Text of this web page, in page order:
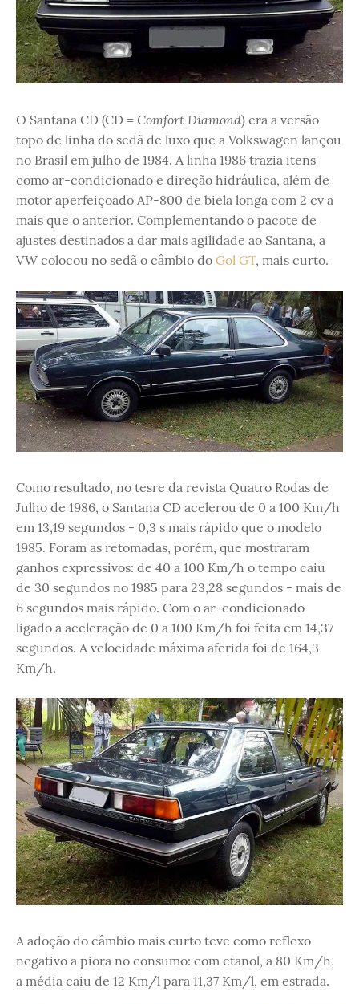
O Santana CD (CD = Comfort Diamond) era a versão
topo de linha do sedã de luxo que a Volkswagen lançou
no Brasil em julho de 1984. A linha 1986 trazia itens
como ar-condicionado e direção hidráulica, além de
motor aperfeiçoado AP-800 de biela longa com 2 cv a
mais que o anterior. Complementando o pacote de
ajustes destinados a dar mais agilidade ao Santana, a
VW colocou no sedã o câmbio do Gol GT, mais curto.
Como resultado, no tesre da revista Quatro Rodas de
Julho de 1986, o Santana CD acelerou de 0 a 100 Km/h
em 13,19 segundos - 0,3 s mais rápido que o modelo
1985. Foram as retomadas, porém, que mostraram
ganhos expressivos: de 40 a 100 Km/h o tempo caiu
de 30 segundos no 1985 para 23,28 segundos - mais de
6 segundos mais rápido. Com o ar-condicionado
ligado a aceleração de 0 a 100 Km/h foi feita em 14,37
segundos. A velocidade máxima aferida foi de 164,3
Km/h.
A adoção do câmbio mais curto teve como reflexo
negativo a piora no consumo: com etanol, a 80 Km/h,
a média caiu de 12 Km/l para 11,37 Km/l, em estrada.